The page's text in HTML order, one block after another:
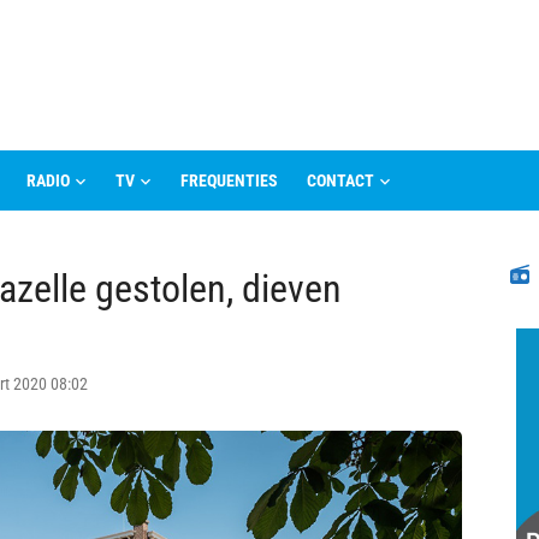
RADIO TV FREQUENTIES CONTACT
gestolen, dieven
2020 08:02